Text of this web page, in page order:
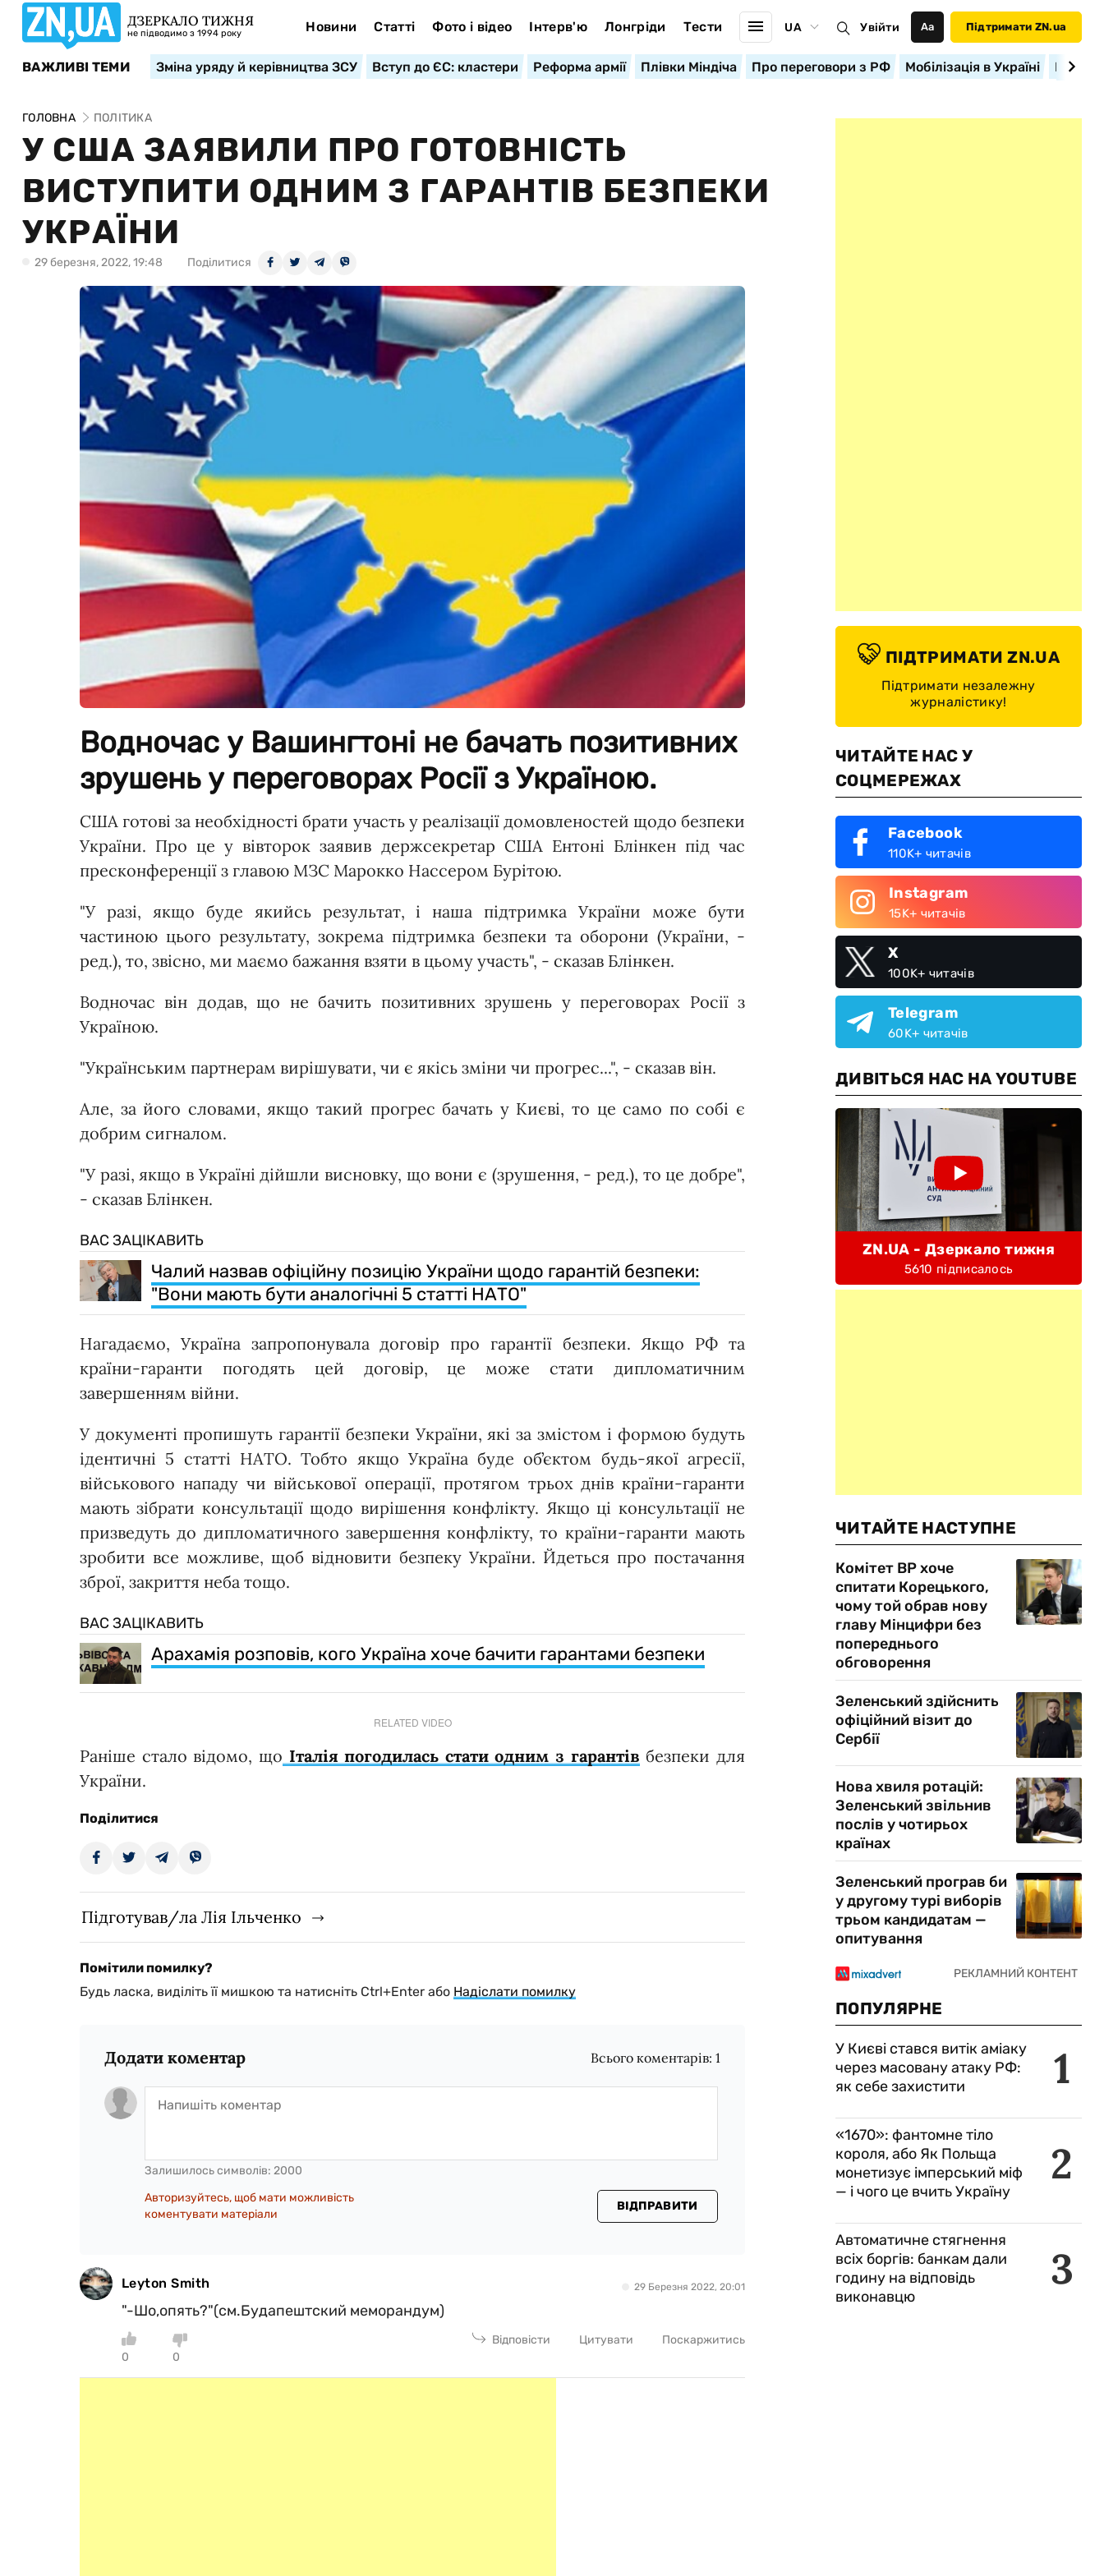
ДЗЕРКАЛО ТИЖНЯ
не підводимо з 1994 року Новини Статті Фото і відео Інтерв'ю Лонгріди Тести UA Увійти Аа Підтримати ZN.ua
ВАЖЛИВІ ТЕМИ Зміна уряду й керівництва ЗСУ Вступ до ЄС: кластери Реформа армії Плівки Міндіча Про переговори з РФ Мобілізація в Україні
ГОЛОВНА ПОЛІТИКА
У США ЗАЯВИЛИ ПРО ГОТОВНІСТЬ
ВИСТУПИТИ ОДНИМ З ГАРАНТІВ БЕЗПЕКИ
УКРАЇНИ
29 березня, 2022, 19:48 Поділитися
Водночас у Вашингтоні не бачать позитивних
зрушень у переговорах Росії з Україною.
США готові за необхідності брати участь у реалізації домовленостей щодо безпеки
України. Про це у вівторок заявив держсекретар США Ентоні Блінкен під час
пресконференції з главою МЗС Марокко Нассером Бурітою.
"У разі, якщо буде якийсь результат, і наша підтримка України може бути
частиною цього результату, зокрема підтримка безпеки та оборони (України, -
ред.), то, звісно, ми маємо бажання взяти в цьому участь", - сказав Блінкен.
Водночас він додав, що не бачить позитивних зрушень у переговорах Росії з
Україною.
"Українським партнерам вирішувати, чи є якісь зміни чи прогрес...", - сказав він.
Але, за його словами, якщо такий прогрес бачать у Києві, то це само по собі є
добрим сигналом.
"У разі, якщо в Україні дійшли висновку, що вони є (зрушення, - ред.), то це добре",
- сказав Блінкен.
ВАС ЗАЦІКАВИТЬ
Чалий назвав офіційну позицію України щодо гарантій безпеки:
"Вони мають бути аналогічні 5 статті НАТО"
Нагадаємо, Україна запропонувала договір про гарантії безпеки. Якщо РФ та
країни-гаранти погодять цей договір, це може стати дипломатичним
завершенням війни.
У документі пропишуть гарантії безпеки України, які за змістом і формою будуть
ідентичні 5 статті НАТО. Тобто якщо Україна буде об’єктом будь-якої агресії,
військового нападу чи військової операції, протягом трьох днів країни-гаранти
мають зібрати консультації щодо вирішення конфлікту. Якщо ці консультації не
призведуть до дипломатичного завершення конфлікту, то країни-гаранти мають
зробити все можливе, щоб відновити безпеку України. Йдеться про постачання
зброї, закриття неба тощо.
ВАС ЗАЦІКАВИТЬ
Арахамія розповів, кого Україна хоче бачити гарантами безпеки
RELATED VIDEO
Раніше стало відомо, що Італія погодилась стати одним з гарантів безпеки для
України.
Поділитися
Підготував/ла Лія Ільченко
Помітили помилку?
Будь ласка, виділіть її мишкою та натисніть Ctrl+Enter або Надіслати помилку
Додати коментар Всього коментарів:1
Залишилось символів: 2000
Авторизуйтесь, щоб мати можливість
коментувати матеріали
ВІДПРАВИТИ
Leyton Smith 29 Березня 2022, 20:01
"-Шо,опять?"(см.Будапештский меморандум)
0 0
Відповісти Цитувати Поскаржитись
ПІДТРИМАТИ ZN.UA
Підтримати незалежну
журналістику!
ЧИТАЙТЕ НАС У
СОЦМЕРЕЖАХ
Facebook
110K+ читачів
Instagram
15K+ читачів
X
100K+ читачів
Telegram
60K+ читачів
ДИВІТЬСЯ НАС НА YOUTUBE
ZN.UA - Дзеркало тижня
5610 підписалось
ЧИТАЙТЕ НАСТУПНЕ
Комітет ВР хоче
спитати Корецького,
чому той обрав нову
главу Мінцифри без
попереднього
обговорення
Зеленський здійснить
офіційний візит до
Сербії
Нова хвиля ротацій:
Зеленський звільнив
послів у чотирьох
країнах
Зеленський програв би
у другому турі виборів
трьом кандидатам —
опитування
ПОПУЛЯРНЕ
1
У Києві стався витік аміаку
через масовану атаку РФ:
як себе захистити
2
«1670»: фантомне тіло
короля, або Як Польща
монетизує імперський міф
— і чого це вчить Україну
3
Автоматичне стягнення
всіх боргів: банкам дали
годину на відповідь
виконавцю